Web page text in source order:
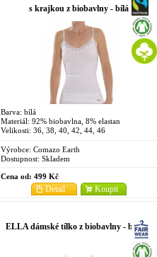
s krajkou z biobavlny - bílá
Barva: bílá
Materiál: 92% biobavlna, 8% elastan
Velikosti: 36, 38, 40, 42, 44, 46
Výrobce: Comazo Earth
Dostupnost: Skladem
Cena od: 499 Kč
Koupit
Detail
ELLA dámské tílko z biobavlny - bílá